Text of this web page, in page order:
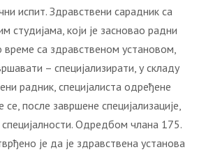
испит. Здравствени сарадник са
студијама, који је засновао радни
са здравственом установом,
– специјализирати, у складу
радник, специјалиста одређене
после завршене специјализације,
Одредбом члана 175.
је да је здравствена установа